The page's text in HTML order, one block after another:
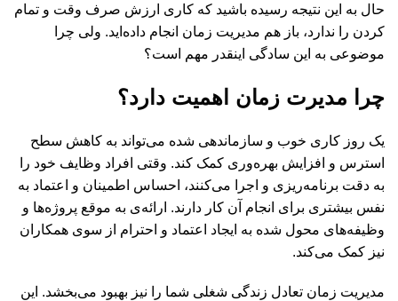
حال به این نتیجه رسیده باشید که کاری ارزش صرف وقت و تمام
کردن را ندارد، باز هم مدیریت زمان انجام داده‌اید. ولی چرا
موضوعی به این سادگی اینقدر مهم است؟
چرا مدیرت زمان اهمیت دارد؟
یک روز کاری خوب و سازماندهی شده می‌تواند به کاهش سطح
استرس و افزایش بهره‌وری کمک کند. وقتی افراد وظایف خود را
به دقت برنامه‌ریزی و اجرا می‌کنند، احساس اطمینان و اعتماد به
نفس بیشتری برای انجام آن کار دارند. ارائه‌ی به موقع پروژه‌ها و
وظیفه‌های محول شده به ایجاد اعتماد و احترام از سوی همکاران
نیز کمک می‌کند.
مدیریت زمان تعادل زندگی شغلی شما را نیز بهبود می‌بخشد. این